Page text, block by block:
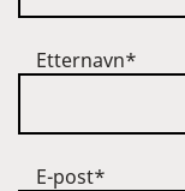
Etternavn*
E-post*